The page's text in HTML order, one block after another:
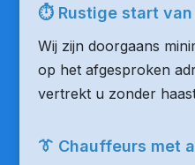
⏱ Rustige start van
Wij zijn doorgaans
op het afgesproken
vertrekt u zonder
👔 Chauffeurs met